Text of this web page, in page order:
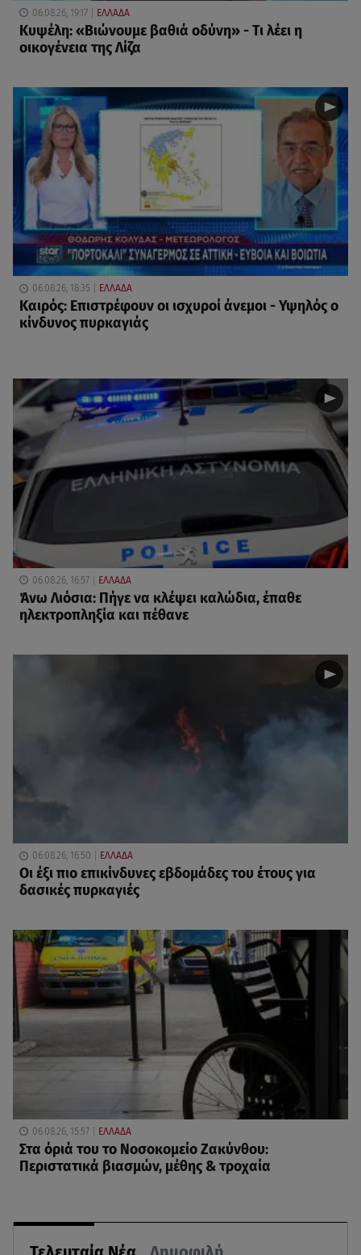
06.08.26, 19:17 ΕΛΛΑΔΑ
Κυψέλη: «Βιώνουμε βαθιά οδύνη» - Τι λέει η
οικογένεια της Λίζα
06.08.26, 18:35 ΕΛΛΑΔΑ
Καιρός: Επιστρέφουν οι ισχυροί άνεμοι - Υψηλός ο
κίνδυνος πυρκαγιάς
06.08.26, 16:57 ΕΛΛΑΔΑ
Άνω Λιόσια: Πήγε να κλέψει καλώδια, έπαθε
ηλεκτροπληξία και πέθανε
06.08.26, 16:50 ΕΛΛΑΔΑ
Οι έξι πιο επικίνδυνες εβδομάδες του έτους για
δασικές πυρκαγιές
06.08.26, 15:57 ΕΛΛΑΔΑ
Στα όριά του το Νοσοκομείο Ζακύνθου:
Περιστατικά βιασμών, μέθης & τροχαία